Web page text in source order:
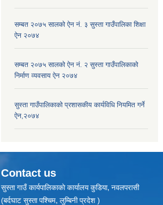
सम्बत २०७५ सालको ऐन नं. ३ सुस्ता गाउँपालिका शिक्षा
ऐन २०७४
सम्बत २०७५ सालको ऐन नं. २ सुस्ता गाउँपालिकाको
निर्माण व्यवसाय ऐन २०७४
सुस्ता गाउँपालिकाको प्रशासकीय कार्यविधि नियमित गर्ने
ऐन,२०७४
Contact us
सुस्ता गाउँ कार्यपालिकाकाे कार्यालय कुडिया, नवलपरासी
(बर्दघाट सुस्ता पश्चिम, लुम्बिनी प्रदेश )